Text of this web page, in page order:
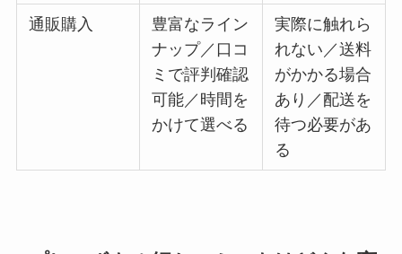
通販購入
豊富なライン
ナップ／口コ
ミで評判確認
可能／時間を
かけて選べる
実際に触れら
れない／送料
がかかる場合
あり／配送を
待つ必要があ
る